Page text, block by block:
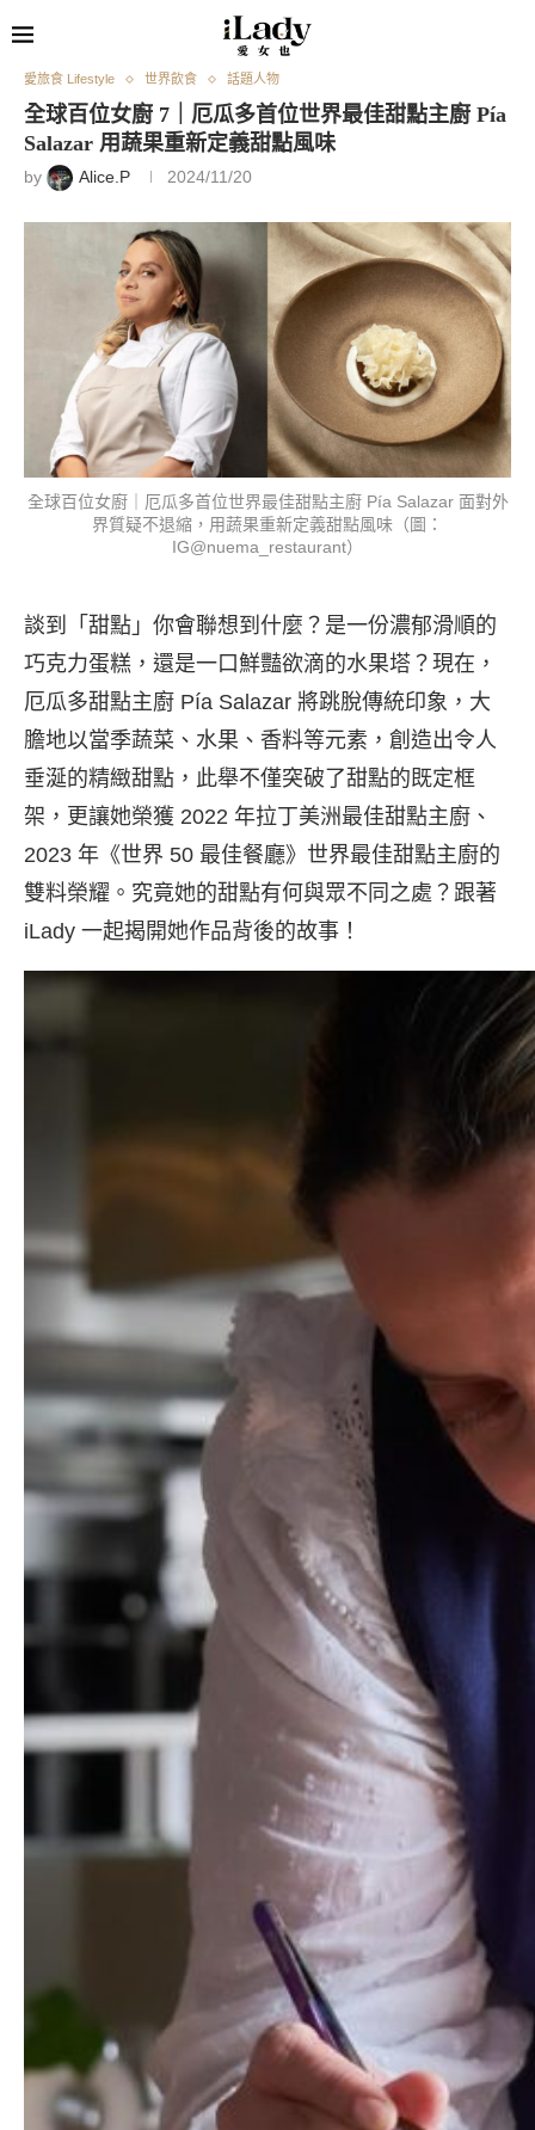
愛旅食 Lifestyle 世界飲食 話題人物
全球百位女廚 7｜厄瓜多首位世界最佳甜點主廚 Pía
Salazar 用蔬果重新定義甜點風味
by Alice.P 2024/11/20
全球百位女廚｜厄瓜多首位世界最佳甜點主廚 Pía Salazar 面對外
界質疑不退縮，用蔬果重新定義甜點風味（圖：
IG@nuema_restaurant）
談到「甜點」你會聯想到什麼？是一份濃郁滑順的
巧克力蛋糕，還是一口鮮豔欲滴的水果塔？現在，
厄瓜多甜點主廚 Pía Salazar 將跳脫傳統印象，大
膽地以當季蔬菜、水果、香料等元素，創造出令人
垂涎的精緻甜點，此舉不僅突破了甜點的既定框
架，更讓她榮獲 2022 年拉丁美洲最佳甜點主廚、
2023 年《世界 50 最佳餐廳》世界最佳甜點主廚的
雙料榮耀。究竟她的甜點有何與眾不同之處？跟著
iLady 一起揭開她作品背後的故事！